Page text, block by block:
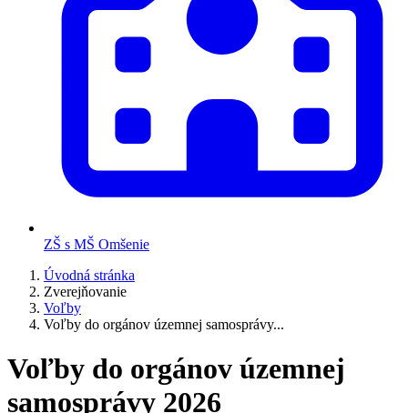
ZŠ s MŠ Omšenie
Úvodná stránka
Zverejňovanie
Voľby
Voľby do orgánov územnej samosprávy...
Voľby do orgánov územnej
samosprávy 2026